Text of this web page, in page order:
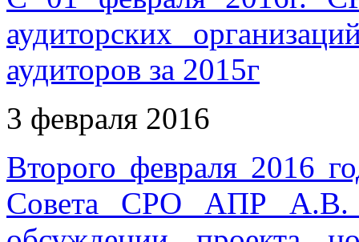
аудиторских
аудиторов за 2015г
3 февраля 2016
Второго февраля 2016
Совета СРО АПР А.В.